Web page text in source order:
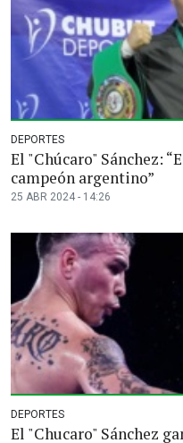
DEPORTES
El "Chúcaro" Sánchez:
campeón argentino”
25 ABR 2024 - 14:26
DEPORTES
El "Chucaro" Sánchez